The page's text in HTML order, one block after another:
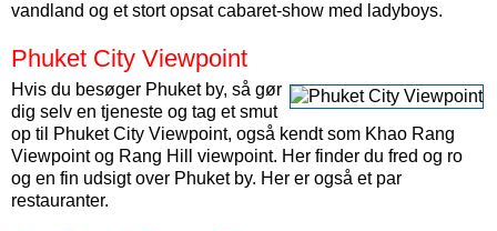
vandland og et stort opsat cabaret-show med ladyboys.
Phuket City Viewpoint
Hvis du besøger Phuket by, så gør
dig selv en tjeneste og tag et smut
op til Phuket City Viewpoint, også kendt som Khao Rang
Viewpoint og Rang Hill viewpoint. Her finder du fred og ro
og en fin udsigt over Phuket by. Her er også et par
restauranter.